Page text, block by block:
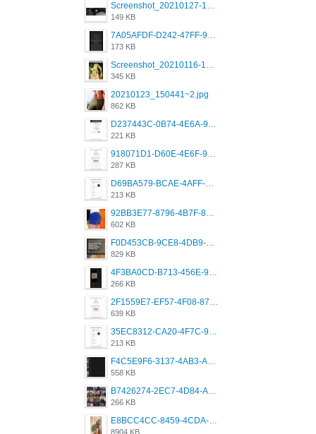
Screenshot_20210127-191056_Grindr.jpg
149 KB
7A05AFDF-D242-47FF-9F52-60B003D0167B.jpeg
173 KB
Screenshot_20210116-102820.jpg
345 KB
20210123_150441~2.jpg
862 KB
D237443C-0B74-4E6A-9382-A5F8DA2912A9.jpeg
221 KB
918071D1-D60E-4E6F-98FD-789350930259.jpeg
287 KB
D69BA579-BCAE-4AFF-BB66-B559C4A6E2E3.jpeg
213 KB
92BB3E77-8796-4B7F-8C5A-2E41554E96A0.jpeg
602 KB
F0D453CB-9CE8-4DB9-9EFD-553B1D2FEBB1.jpeg
829 KB
4F3BA0CD-B713-456E-9DBC-814C6D19D607.jpeg
266 KB
2F1559E7-EF57-4F08-87CC-206D9E00BEC6.png
639 KB
35EC8312-CA20-4F7C-99E5-F1CC04EE8355.jpeg
213 KB
F4C5E9F6-3137-4AB3-A09A-56EE746D2B26.png
558 KB
B7426274-2EC7-4D84-A2E1-0DD49E679BD8.jpeg
266 KB
E8BCC4CC-8459-4CDA-B6E7-8DFB52A46E78.png
8904 KB